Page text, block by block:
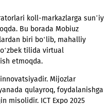
va abonent berayotgan
va
kompaniya
tizimini doimiy ravishda
algoritmlarni aniqlab,
shuningdek,